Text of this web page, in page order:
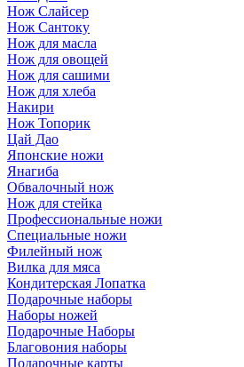
Нож Слайсер
Нож Сантоку
Нож для масла
Нож для овощей
Нож для сашими
Нож для хлеба
Накири
Нож Топорик
Цай Дао
Японские ножи
Янагиба
Обвалочный нож
Нож для стейка
Профессиональные ножи
Специальные ножи
Филейный нож
Вилка для мяса
Кондитерская Лопатка
Подарочные наборы
Наборы ножей
Подарочные Наборы
Благовония наборы
Подарочные карты